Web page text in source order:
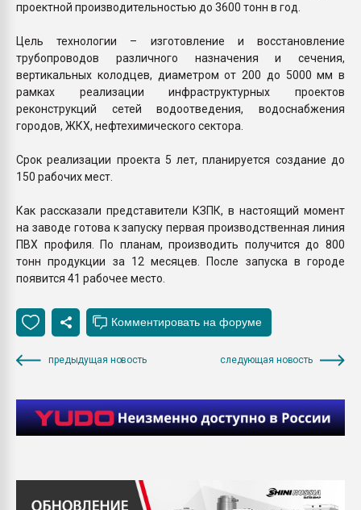
проектной производительностью до 3600 тонн в год.
Цель технологии – изготовление и восстановление
трубопроводов различного назначения и сечения,
вертикальных колодцев, диаметром от 200 до 5000 мм в
рамках реализации инфраструктурных проектов
реконструкций сетей водоотведения, водоснабжения
городов, ЖКХ, нефтехимического сектора.
Срок реализации проекта 5 лет, планируется создание до
150 рабочих мест.
Как рассказали представители КЗПК, в настоящий момент
на заводе готова к запуску первая производственная линия
ПВХ профиля. По планам, производить получится до 800
тонн продукции за 12 месяцев. После запуска в городе
появится 41 рабочее место.
предыдущая новость следующая новость